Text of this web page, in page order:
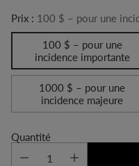
Prix : 100 $ – pour une
100 $ – pour une
incidence importante
1000 $ – pour une
incidence majeure
Quantité